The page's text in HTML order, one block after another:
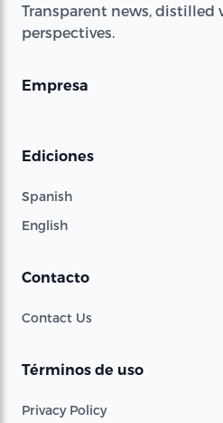
Transparent news, distilled
perspectives.
Empresa
Ediciones
Spanish
English
Contacto
Contact Us
Términos de uso
Privacy Policy